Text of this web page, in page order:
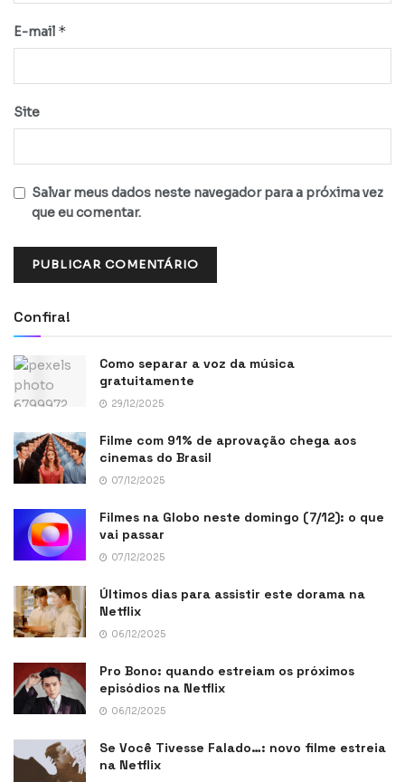
E-mail *
Site
Salvar meus dados neste navegador para a próxima vez
que eu comentar.
Confira!
Como separar a voz da música
gratuitamente
29/12/2025
Filme com 91% de aprovação chega aos
cinemas do Brasil
07/12/2025
Filmes na Globo neste domingo (7/12): o que
vai passar
07/12/2025
Últimos dias para assistir este dorama na
Netflix
06/12/2025
Pro Bono: quando estreiam os próximos
episódios na Netflix
06/12/2025
Se Você Tivesse Falado…: novo filme estreia
na Netflix